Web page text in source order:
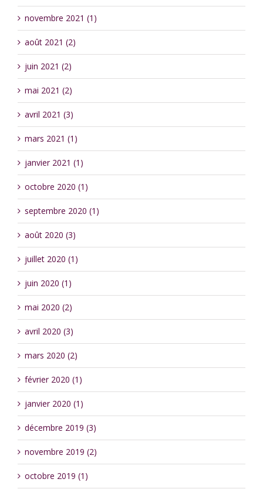
novembre 2021 (1)
août 2021 (2)
juin 2021 (2)
mai 2021 (2)
avril 2021 (3)
mars 2021 (1)
janvier 2021 (1)
octobre 2020 (1)
septembre 2020 (1)
août 2020 (3)
juillet 2020 (1)
juin 2020 (1)
mai 2020 (2)
avril 2020 (3)
mars 2020 (2)
février 2020 (1)
janvier 2020 (1)
décembre 2019 (3)
novembre 2019 (2)
octobre 2019 (1)